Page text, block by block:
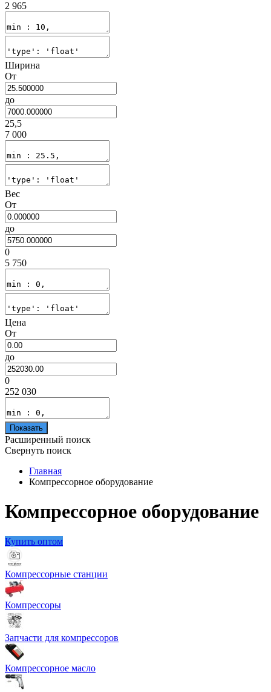
2 965
Ширина
От
до
25,5
7 000
Вес
От
до
0
5 750
Цена
От
до
0
252 030
Показать
Расширенный поиск
Свернуть поиск
Главная
Компрессорное оборудование
Компрессорное оборудование
Купить оптом
Компрессорные станции
Компрессоры
Запчасти для компрессоров
Компрессорное масло